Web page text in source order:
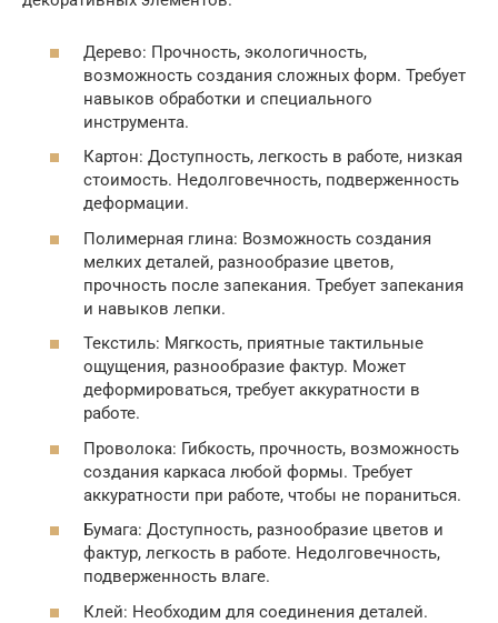
Дерево: Прочность, экологичность,
возможность создания сложных форм. Требует
навыков обработки и специального
инструмента.
Картон: Доступность, легкость в работе, низкая
стоимость. Недолговечность, подверженность
деформации.
Полимерная глина: Возможность создания
мелких деталей, разнообразие цветов,
прочность после запекания. Требует запекания
и навыков лепки.
Текстиль: Мягкость, приятные тактильные
ощущения, разнообразие фактур. Может
деформироваться, требует аккуратности в
работе.
Проволока: Гибкость, прочность, возможность
создания каркаса любой формы. Требует
аккуратности при работе, чтобы не пораниться.
Бумага: Доступность, разнообразие цветов и
фактур, легкость в работе. Недолговечность,
подверженность влаге.
Клей: Необходим для соединения деталей.